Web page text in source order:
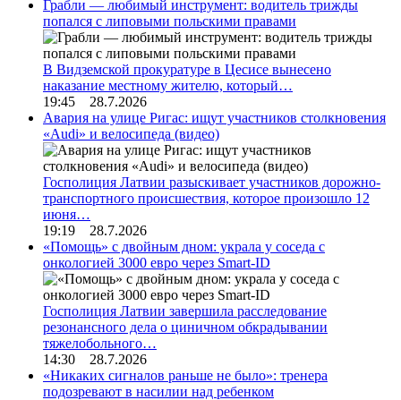
Грабли — любимый инструмент: водитель трижды
попался с липовыми польскими правами
В Видземской прокуратуре в Цесисе вынесено
наказание местному жителю, который…
19:45 28.7.2026
Авария на улице Ригас: ищут участников столкновения
«Audi» и велосипеда (видео)
Госполиция Латвии разыскивает участников дорожно-
транспортного происшествия, которое произошло 12
июня…
19:19 28.7.2026
«Помощь» с двойным дном: украла у соседа с
онкологией 3000 евро через Smart-ID
Госполиция Латвии завершила расследование
резонансного дела о циничном обкрадывании
тяжелобольного…
14:30 28.7.2026
«Никаких сигналов раньше не было»: тренера
подозревают в насилии над ребенком